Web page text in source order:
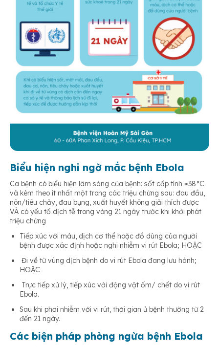
Biểu hiện nghi ngờ mắc bệnh Ebola
Ca bệnh có biểu hiện lâm sàng của bệnh: sốt cấp tính ≥38°C
và kèm theo ít nhất một trong các triệu chứng sau: đau đầu,
nôn/tiêu chảy, đau bụng, xuất huyết không giải thích được
VÀ có yếu tố dịch tễ trong vòng 21 ngày trước khi khởi phát
triệu chứng
Tiếp xúc với máu, dịch cơ thể hoặc đồ dùng của người
bệnh được xác định hoặc nghi nhiễm vi rút Ebola; HOẶC
Đi về từ vùng dịch bệnh do vi rút Ebola đang lưu hành;
HOẶC
Trực tiếp xử lý, tiếp xúc với động vật ốm/ chết do vi rút
Ebola.
Sau khi phơi nhiễm với vi rút, thời gian ủ bệnh thường từ 2
đến 21 ngày.
Các biện pháp phòng ngừa bệnh Ebola